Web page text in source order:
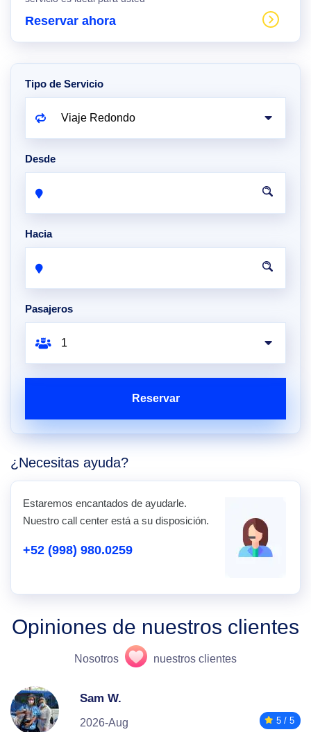
Reservar ahora
Tipo de Servicio
Desde
Hacia
Pasajeros
Reservar
¿Necesitas ayuda?
Estaremos encantados de ayudarle.
Nuestro call center está a su disposición.
+52 (998) 980.0259
Opiniones de nuestros clientes
Nosotros nuestros clientes
Sam W.
2026-Aug 5 / 5